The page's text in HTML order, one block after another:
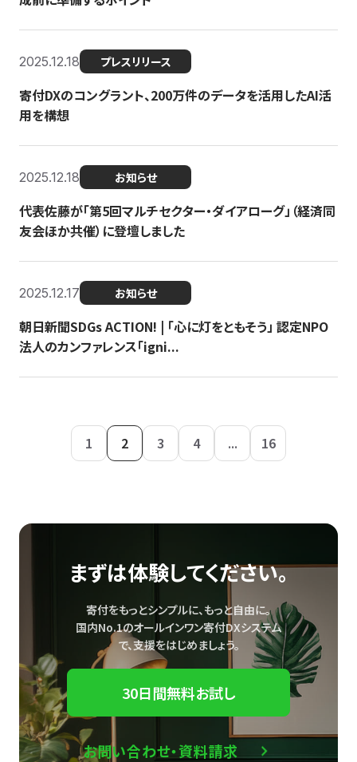
2025.12.18 プレスリリース
寄付DXのコングラント、200万件のデータを活用したAI活
用を構想
2025.12.18 お知らせ
代表佐藤が「第5回マルチセクター・ダイアローグ」（経済同
友会ほか共催）に登壇しました
2025.12.17 お知らせ
朝日新聞SDGs ACTION! | 「心に灯をともそう」 認定NPO
法人のカンファレンス「igni...
1 2 3 4 ... 16
まずは体験してください。
寄付をもっとシンプルに、もっと自由に。
国内No.1のオールインワン寄付DXシステム
で、支援をはじめましょう。
30日間無料お試し
お問い合わせ・資料請求